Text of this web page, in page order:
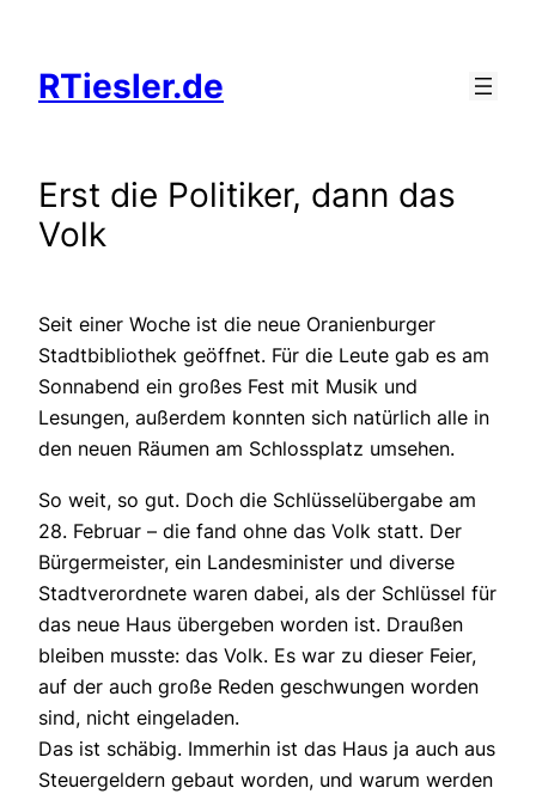
springen
RTiesler.de
Erst die Politiker, dann das
Volk
Seit einer Woche ist die neue Oranienburger
Stadtbibliothek geöffnet. Für die Leute gab es am
Sonnabend ein großes Fest mit Musik und
Lesungen, außerdem konnten sich natürlich alle in
den neuen Räumen am Schlossplatz umsehen.
So weit, so gut. Doch die Schlüsselübergabe am
28. Februar – die fand ohne das Volk statt. Der
Bürgermeister, ein Landesminister und diverse
Stadtverordnete waren dabei, als der Schlüssel für
das neue Haus übergeben worden ist. Draußen
bleiben musste: das Volk. Es war zu dieser Feier,
auf der auch große Reden geschwungen worden
sind, nicht eingeladen.
Das ist schäbig. Immerhin ist das Haus ja auch aus
Steuergeldern gebaut worden, und warum werden